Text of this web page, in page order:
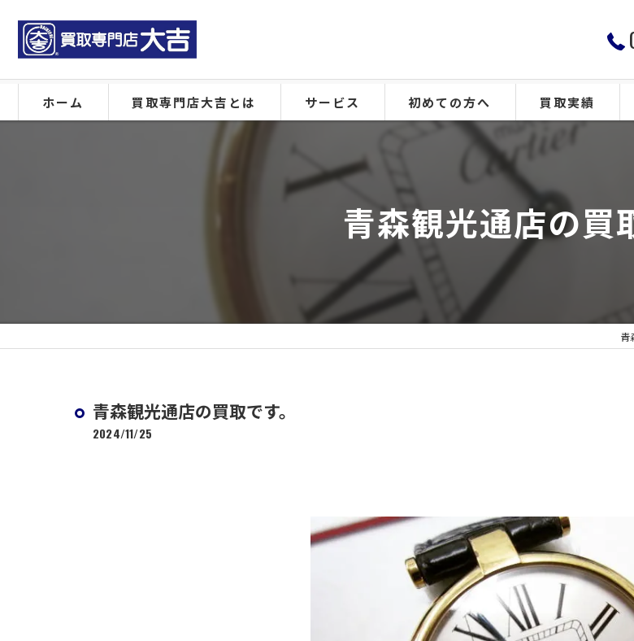
ホーム 買取専門店大吉とは サービス 初めての方へ 買取実績
青森観光通店の買
青
青森観光通店の買取です。
2024/11/25